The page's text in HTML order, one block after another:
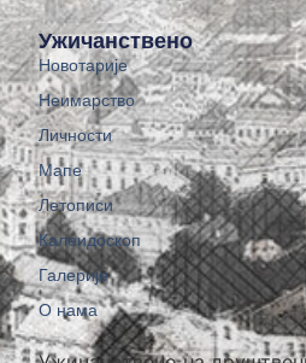
Ужичанствено
Новотарије
Неимарство
Личности
Мапе
Летописи
Калеидоскоп
Галерије
О нама